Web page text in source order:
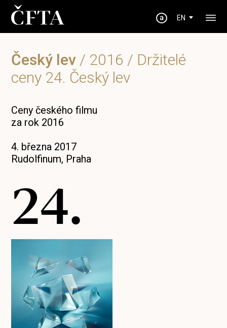
EN
Český lev / 2016 / Držitelé
ceny 24. Český lev
Ceny českého filmu
za rok 2016
4. března 2017
Rudolfinum, Praha
24.